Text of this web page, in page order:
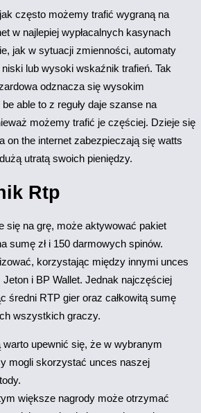
często możemy trafić wygraną na
w najlepiej wypłacalnych kasynach
jak w sytuacji zmienności, automaty
lub wysoki wskaźnik trafień. Tak
odznacza się wysokim
able to z reguły daje szanse na
możemy trafić je częściej. Dzieje się
on the internet zabezpieczają się watts
utratą swoich pieniędzy.
Rtp
się na grę, może aktywować pakiet
sumę zł i 150 darmowych spinów.
korzystając między innymi unces
i BP Wallet. Jednak najczęściej
średni RTP gier oraz całkowitą sumę
wszystkich graczy.
warto upewnić się, że w wybranym
mogli skorzystać unces naszej
większe nagrody może otrzymać